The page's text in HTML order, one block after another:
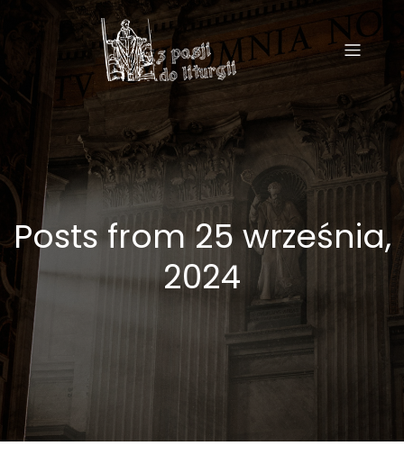
Posts from 25 września,
2024